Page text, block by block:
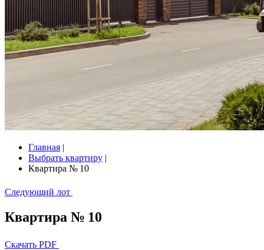
Главная |
Выбрать квартиру |
Квартира № 10
Следующий лот
Квартира № 10
Скачать PDF